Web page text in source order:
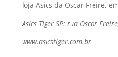
loja Asics da Oscar Freire,
Asics Tiger SP: rua Oscar
www.asicstiger.com.br